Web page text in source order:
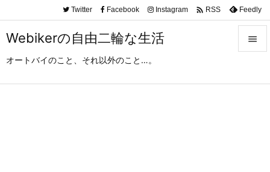
Webikerの自由二輪な生活
オートバイのこと、それ以外のこと…。

Twitter Facebook Instagram  RSS Feedly